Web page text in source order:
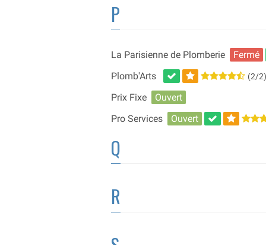
P
La Parisienne de Plomberie Fermé
Plomb'Arts (2/
Prix Fixe Ouvert
Pro Services Ouvert
Q
R